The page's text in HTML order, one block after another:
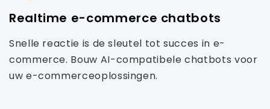
Realtime e-commerce chatbots
Snelle reactie is de sleutel tot succes in e-
commerce. Bouw AI-compatibele chatbots voor
uw e-commerceoplossingen.